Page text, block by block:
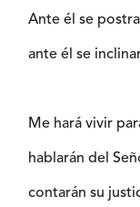
Ante él se
ante él se
Me hará vivir
hablarán del
contarán su